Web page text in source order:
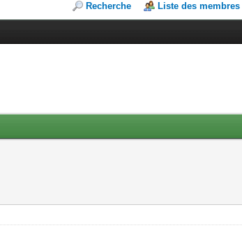
Recherche Liste des membres